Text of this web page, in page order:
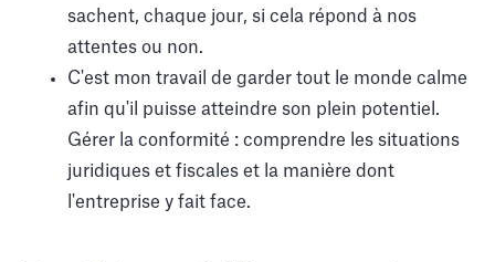
sachent, chaque jour, si cela répond à nos
attentes ou non.
C'est mon travail de garder tout le monde calme
afin qu'il puisse atteindre son plein potentiel.
Gérer la conformité : comprendre les situations
juridiques et fiscales et la manière dont
l'entreprise y fait face.